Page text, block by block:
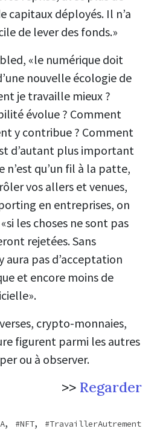
capitaux déployés. Il n’a
de lever des fonds.»
«le numérique doit
nouvelle écologie de
je travaille mieux ?
évolue ? Comment
y contribue ? Comment
d’autant plus important
n’est qu’un fil à la patte,
vos allers et venues,
en entreprises, on
les choses ne sont pas
rejetées. Sans
aura pas d’acceptation
et encore moins de
crypto-monnaies,
figurent parmi les autres
ou à observer.
>> Regarder
, NFT, TravaillerAutrement